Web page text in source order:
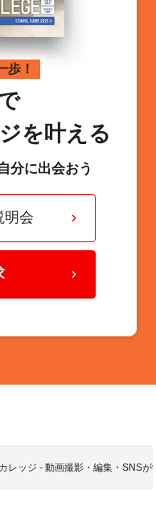
歩！
を叶える
分に出会おう
明会
レッジ - 動画撮影・編集・SNS